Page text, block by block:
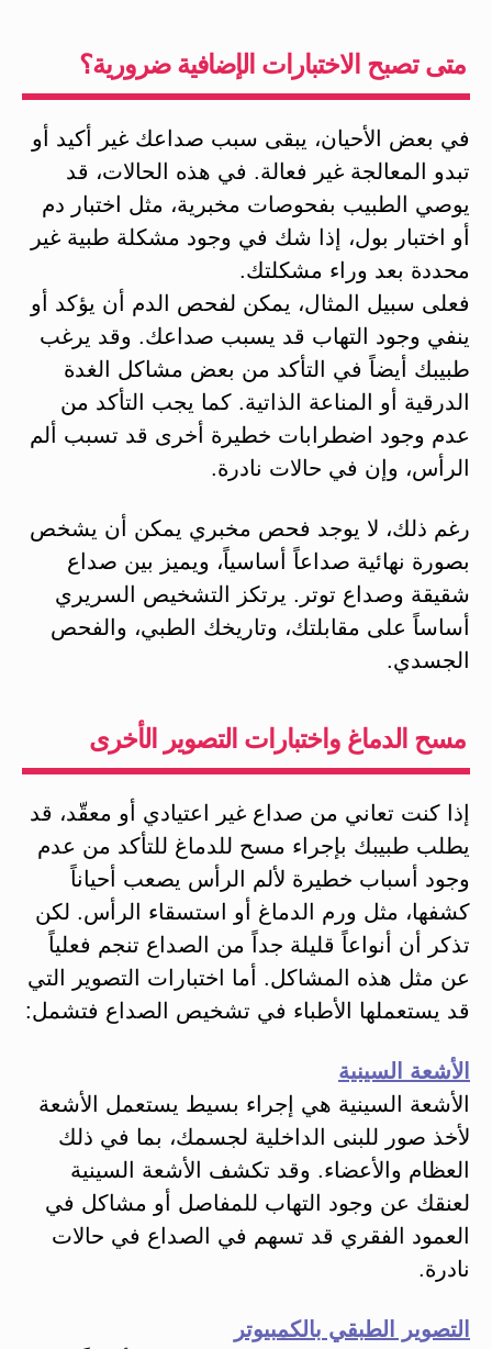
متى تصبح الاختبارات الإضافية ضرورية؟
في بعض الأحيان، يبقى سبب صداعك غير أكيد أو
تبدو المعالجة غير فعالة. في هذه الحالات، قد
يوصي الطبيب بفحوصات مخبرية، مثل اختبار دم
أو اختبار بول، إذا شك في وجود مشكلة طبية غير
محددة بعد وراء مشكلتك.
فعلى سبيل المثال، يمكن لفحص الدم أن يؤكد أو
ينفي وجود التهاب قد يسبب صداعك. وقد يرغب
طبيبك أيضاً في التأكد من بعض مشاكل الغدة
الدرقية أو المناعة الذاتية. كما يجب التأكد من
عدم وجود اضطرابات خطيرة أخرى قد تسبب ألم
الرأس، وإن في حالات نادرة.
رغم ذلك، لا يوجد فحص مخبري يمكن أن يشخص
بصورة نهائية صداعاً أساسياً، ويميز بين صداع
شقيقة وصداع توتر. يرتكز التشخيص السريري
أساساً على مقابلتك، وتاريخك الطبي، والفحص
الجسدي.
مسح الدماغ واختبارات التصوير الأخرى
إذا كنت تعاني من صداع غير اعتيادي أو معقّد، قد
يطلب طبيبك بإجراء مسح للدماغ للتأكد من عدم
وجود أسباب خطيرة لألم الرأس يصعب أحياناً
كشفها، مثل ورم الدماغ أو استسقاء الرأس. لكن
تذكر أن أنواعاً قليلة جداً من الصداع تنجم فعلياً
عن مثل هذه المشاكل. أما اختبارات التصوير التي
قد يستعملها الأطباء في تشخيص الصداع فتشمل:
الأشعة السينية
الأشعة السينية هي إجراء بسيط يستعمل الأشعة
لأخذ صور للبنى الداخلية لجسمك، بما في ذلك
العظام والأعضاء. وقد تكشف الأشعة السينية
لعنقك عن وجود التهاب للمفاصل أو مشاكل في
العمود الفقري قد تسهم في الصداع في حالات
نادرة.
التصوير الطبقي بالكمبيوتر